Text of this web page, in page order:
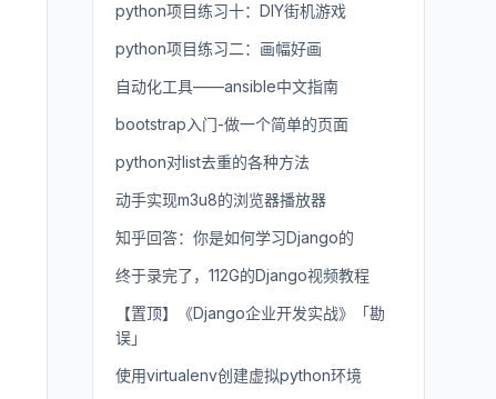
python项目练习十：DIY街机游戏
python项目练习二：画幅好画
自动化工具——ansible中文指南
bootstrap入门-做一个简单的页面
python对list去重的各种方法
动手实现m3u8的浏览器播放器
知乎回答：你是如何学习Django的
终于录完了，112G的Django视频教程
【置顶】《Django企业开发实战》「勘
误」
使用virtualenv创建虚拟python环境